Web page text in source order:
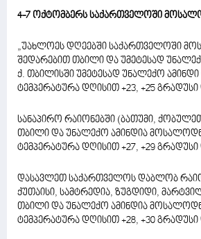
4-7 ოქტომბერს საქართველოში
„უახლოეს დღეებში საქართველოში
შედარებით თბილი და უმეტესად
ქ. თბილისში უმეტესად უნალექო ამინდი
ტემპერატურა დღისით +23, +25
სანაპირო რაიონებში (ბათუმი,
თბილი და უნალექო ამინდია
ტემპერატურა დღისით +27, +29
დასავლეთ საქართველოს დაბლობ
ქუთაისი, სამტრედია, ზუგდიდი,
თბილი და უნალექო ამინდია
ტემპერატურა დღისით +28, +30